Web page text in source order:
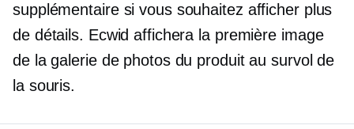
supplémentaire si vous souhaitez afficher plus
de détails. Ecwid affichera la première image
de la galerie de photos du produit au survol de
la souris.